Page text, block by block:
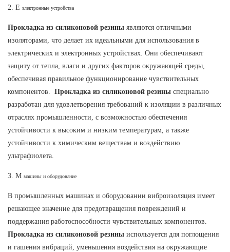
2. E электронные устройства
Прокладка из силиконовой резины являются отличными
изоляторами, что делает их идеальными для использования в
электрических и электронных устройствах. Они обеспечивают
защиту от тепла, влаги и других факторов окружающей среды,
обеспечивая правильное функционирование чувствительных
компонентов. Прокладка из силиконовой резины специально
разработан для удовлетворения требований к изоляции в различных
отраслях промышленности, с возможностью обеспечения
устойчивости к высоким и низким температурам, а также
устойчивости к химическим веществам и воздействию
ультрафиолета.
3. M машины и оборудование
В промышленных машинах и оборудовании виброизоляция имеет
решающее значение для предотвращения повреждений и
поддержания работоспособности чувствительных компонентов.
Прокладка из силиконовой резины используется для поглощения
и гашения вибраций, уменьшения воздействия на окружающие